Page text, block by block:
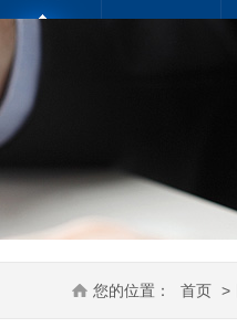
您的位置： 首页 >